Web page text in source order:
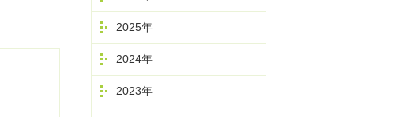
2025年
2024年
2023年